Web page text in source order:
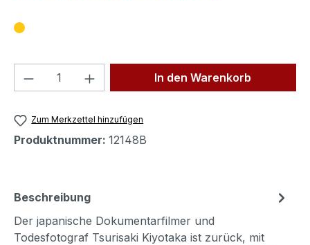
Produkt Anzahl: Gib denIn den Warenkorb
Zum Merkzettel hinzufügen
Produktnummer: 12148B
Beschreibung
Der japanische Dokumentarfilmer und
Todesfotograf Tsurisaki Kiyotaka ist zurück, mit